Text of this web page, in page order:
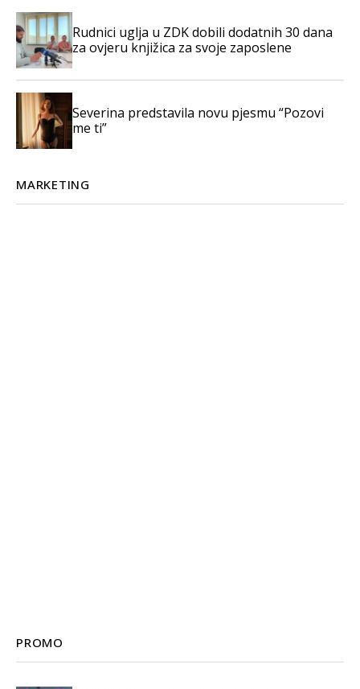
Rudnici uglja u ZDK dobili dodatnih 30 dana
za ovjeru knjižica za svoje zaposlene
Severina predstavila novu pjesmu “Pozovi
me ti”
MARKETING
PROMO